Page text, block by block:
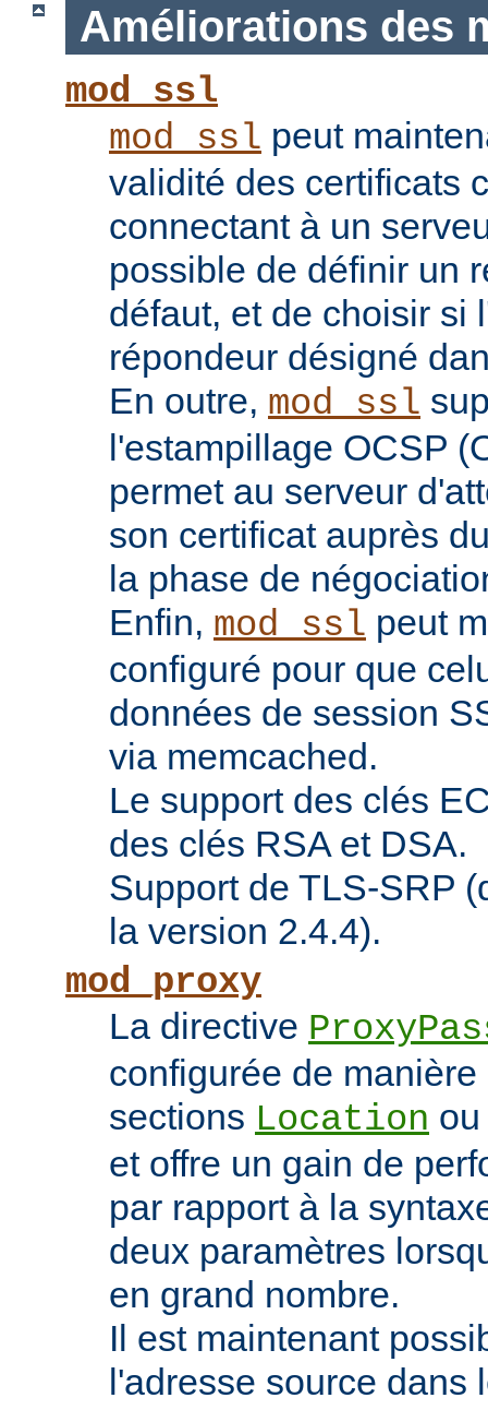
Améliorations des
mod_ssl
mod_ssl peut
validité des certificats
connectant à un
possible de définir un
défaut, et de choisir si
répondeur désigné
En outre, mod_ssl
l'estampillage OCSP
permet au serveur
son certificat auprès
la phase de
Enfin, mod_ssl peut
configuré pour que
données de session
via memcached.
Le support des clés
des clés RSA et DSA.
Support de TLS-SRP
la version 2.4.4).
mod_proxy
La directive
configurée de
sections Location
et offre un gain de
par rapport à la
deux paramètres
en grand nombre.
Il est maintenant
l'adresse source dans